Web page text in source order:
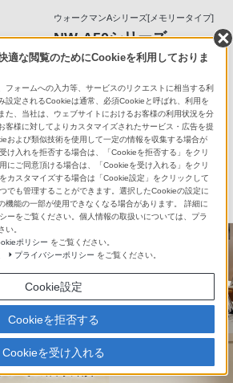
ウォークマンAシリーズ[メモリータイプ]
NW-A50シリーズ
この進化が、毎日の音楽スタイル
アでの展示紹介
適な閲覧のためにCookieを利用しておりま
フォームへの入力等、サービスのリクエストに相当する利
設定されるCookieは通常、必須Cookieと呼ばれ、利用を
た、当社は、ウェブサイトにおけるお客様の利用状況を分
客様に対してよりカスタマイズされたサービス・広告を提
および類似技術を使用して一定の情報を収集する場合が
け入れを拒否する場合は、「Cookieを拒否する」をクリ
にご同意頂ける場合は、「Cookieを受け入れる」をクリ
カスタマイズする場合は「Cookie設定」をクリックして
でも管理することができます。選択したCookieの設定に
機能の一部が使用できなくなる場合があります。 詳細に
ーをご覧ください。個人情報の取扱いについては、プラ
い。
ポリシー をご覧ください。
プライバシーポリシー をご覧ください。
Cookie設定
Cookieを拒否する
Cookieを受け入れる